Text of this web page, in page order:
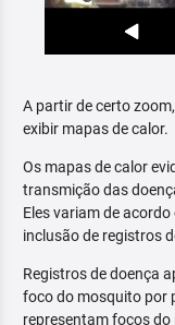
A partir de certo
exibir mapas de calor.
Os mapas de calor
transmição das
Eles variam de
inclusão de registros
Registros de doença
foco do mosquito por
representam focos